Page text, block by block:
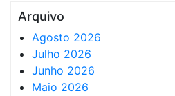
Arquivo
Agosto 2026
Julho 2026
Junho 2026
Maio 2026